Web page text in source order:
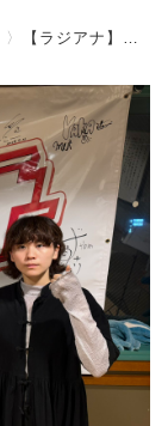
〉 【ラジアナ】ゲスト『Trooper Salute』【月曜日】